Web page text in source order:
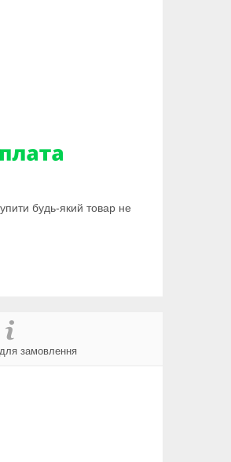
будь-який товар не
замовлення